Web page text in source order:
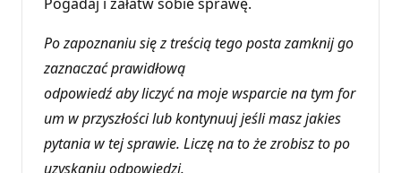
Po zapoznaniu się z treścią tego posta zamknij go
zaznaczać prawidłową
odpowiedź aby liczyć na moje wsparcie na tym for
um w przyszłości lub kontynuuj jeśli masz jakies
pytania w tej sprawie. Liczę na to że zrobisz to po
uzyskaniu odpowiedzi.